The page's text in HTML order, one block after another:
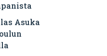
Asuka